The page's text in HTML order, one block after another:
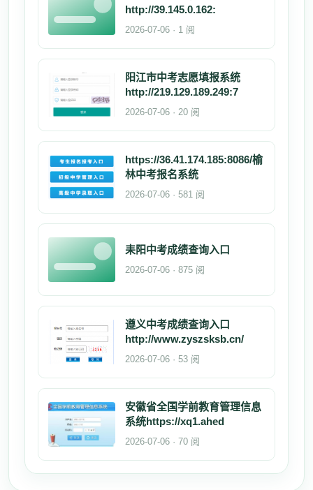
http://39.145.0.162:
2026-07-06 · 1 阅
阳江市中考志愿填报系统
http://219.129.189.249:7
2026-07-06 · 20 阅
https://36.41.174.185:8086/榆
林中考报名系统
2026-07-06 · 581 阅
耒阳中考成绩查询入口
2026-07-06 · 875 阅
遵义中考成绩查询入口
http://www.zyszsksb.cn/
2026-07-06 · 53 阅
安徽省全国学前教育管理信息
系统https://xq1.ahed
2026-07-06 · 70 阅